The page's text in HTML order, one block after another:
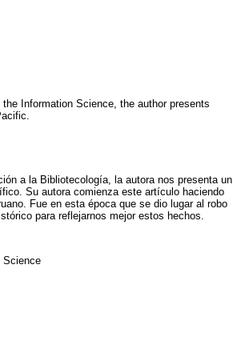
Information Science, the author presents
a la Bibliotecología, la autora nos presenta un
Su autora comienza este artículo haciendo
Fue en esta época que se dio lugar al robo
para reflejarnos mejor estos hechos.
Science